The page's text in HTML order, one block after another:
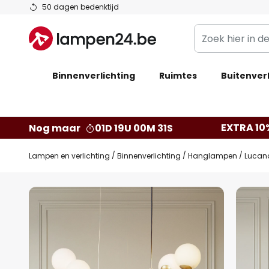
50 dagen bedenktijd
Ga
de
inhoud
Zoek
hier
de
Binnenverlichting Ruimtes
Nog maar 01D 19U 00M 30S EXTRA
Lampen en verlichting Binnenverlichting Hanglampen
Ga
naar